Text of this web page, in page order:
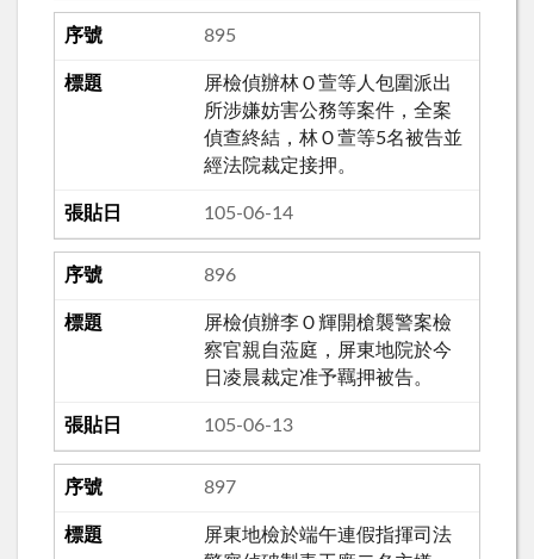
895
屏檢偵辦林Ｏ萱等人包圍派出
所涉嫌妨害公務等案件，全案
偵查終結，林Ｏ萱等5名被告並
經法院裁定接押。
105-06-14
896
屏檢偵辦李Ｏ輝開槍襲警案檢
察官親自蒞庭，屏東地院於今
日凌晨裁定准予羈押被告。
105-06-13
897
屏東地檢於端午連假指揮司法